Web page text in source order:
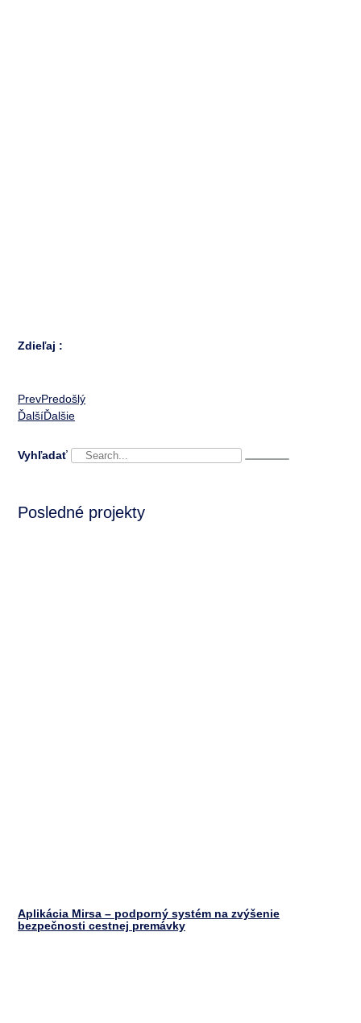
Zdieľaj :
PrevPredošlý
ĎalšíĎalšie
Vyhľadať
Posledné projekty
Aplikácia Mirsa – podporný systém na zvýšenie
bezpečnosti cestnej premávky